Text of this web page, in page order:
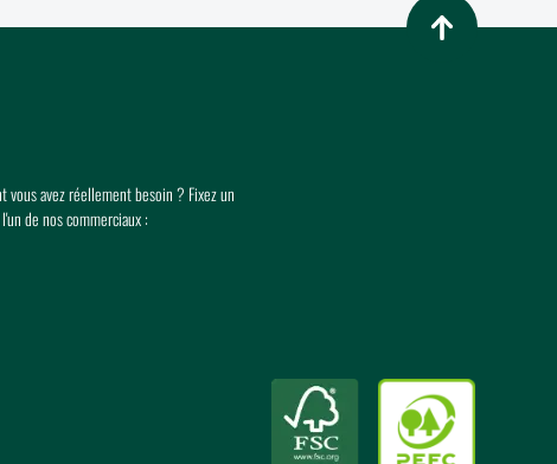
vous avez réellement besoin ? Fixez un
de nos commerciaux :
Retour en haut de